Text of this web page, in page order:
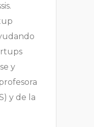
y
y de la